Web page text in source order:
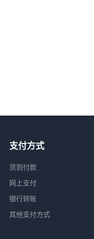
支付方式
货到付款
网上支付
银行转账
其他支付方式